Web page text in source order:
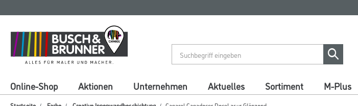
springen
springen
Online-Shop Aktionen Unternehmen Aktuelles Sortiment M-Plus